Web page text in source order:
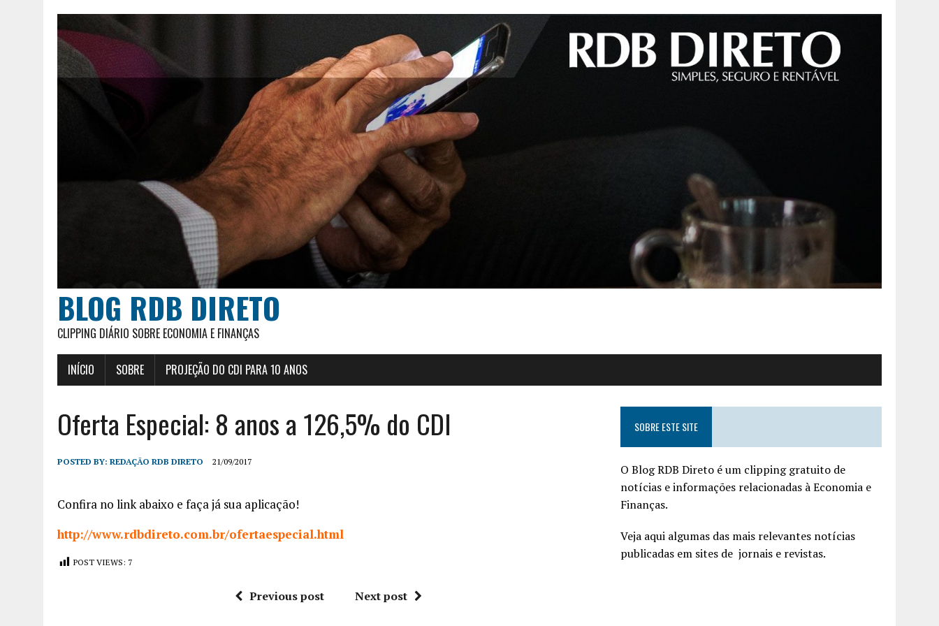
BLOG RDB DIRETO
CLIPPING DIÁRIO SOBRE ECONOMIA E FINANÇAS
INÍCIO SOBRE PROJEÇÃO DO CDI PARA 10 ANOS
Oferta Especial: 8 anos a 126,5% do CDI
POSTED BY: REDAÇÃO RDB DIRETO 21/09/2017
Confira no link abaixo e faça já sua aplicação!
http://www.rdbdireto.com.br/ofertaespecial.html
POST VIEWS: 7
Previous post Next post
SOBRE ESTE SITE
O Blog RDB Direto é um clipping gratuito de
notícias e informações relacionadas à Economia e
Finanças.
Veja aqui algumas das mais relevantes notícias
publicadas em sites de jornais e revistas.